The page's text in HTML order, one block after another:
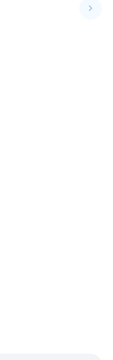
keyboard_arrow_right